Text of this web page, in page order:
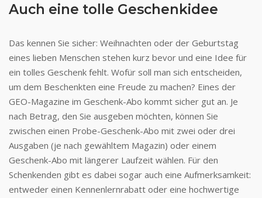
Auch eine tolle Geschenkidee
Das kennen Sie sicher: Weihnachten oder der Geburtstag
eines lieben Menschen stehen kurz bevor und eine Idee für
ein tolles Geschenk fehlt. Wofür soll man sich entscheiden,
um dem Beschenkten eine Freude zu machen? Eines der
GEO-Magazine im Geschenk-Abo kommt sicher gut an. Je
nach Betrag, den Sie ausgeben möchten, können Sie
zwischen einen Probe-Geschenk-Abo mit zwei oder drei
Ausgaben (je nach gewähltem Magazin) oder einem
Geschenk-Abo mit längerer Laufzeit wählen. Für den
Schenkenden gibt es dabei sogar auch eine Aufmerksamkeit:
entweder einen Kennenlernrabatt oder eine hochwertige